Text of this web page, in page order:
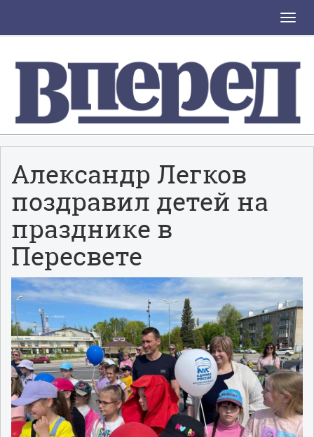
Toggle
Александр Легков
поздравил детей на
празднике в
Пересвете